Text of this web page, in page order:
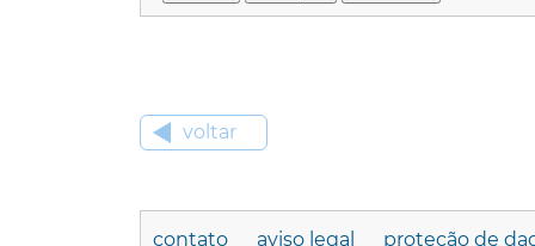
voltar
contato aviso legal proteção de